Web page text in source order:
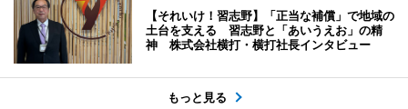
【それいけ！習志野】「正当な補償」で地域の
土台を支える 習志野と「あいうえお」の精
神 株式会社横打・横打社長インタビュー
もっと見る